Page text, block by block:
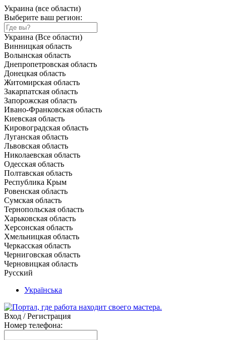
Украина (все области)
Выберите ваш регион:
Украина (Все области)
Винницкая область
Волынская область
Днепропетровская область
Донецкая область
Житомирская область
Закарпатская область
Запорожская область
Ивано-Франковская область
Киевская область
Кировоградская область
Луганская область
Львовская область
Николаевская область
Одесская область
Полтавская область
Республика Крым
Ровенская область
Сумская область
Тернопольская область
Харьковская область
Херсонская область
Хмельницкая область
Черкасская область
Черниговская область
Черновицкая область
Русский
Українська
Вход / Регистрация
Номер телефона: